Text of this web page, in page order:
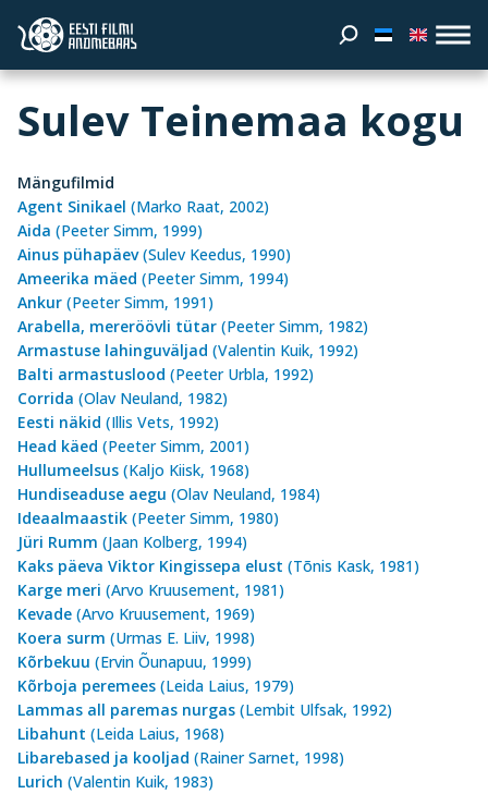
Sulev Teinemaa kogu
Mängufilmid
Agent Sinikael (Marko Raat, 2002)
Aida (Peeter Simm, 1999)
Ainus pühapäev(Sulev Keedus, 1990)
Ameerika mäed (Peeter Simm, 1994)
Ankur (Peeter Simm, 1991)
Arabella, mereröövli tütar (Peeter Simm, 1982)
Armastuse lahinguväljad (Valentin Kuik, 1992)
Balti armastuslood (Peeter Urbla, 1992)
Corrida (Olav Neuland, 1982)
Eesti näkid (Illis Vets, 1992)
Head käed (Peeter Simm, 2001)
Hullumeelsus (Kaljo Kiisk, 1968)
Hundiseaduse aegu (Olav Neuland, 1984)
Ideaalmaastik (Peeter Simm, 1980)
Jüri Rumm (Jaan Kolberg, 1994)
Kaks päeva Viktor Kingissepa elust (Tõnis Kask, 1981)
Karge meri (Arvo Kruusement, 1981)
Kevade (Arvo Kruusement, 1969)
Koera surm (Urmas E. Liiv, 1998)
Kõrbekuu (Ervin Õunapuu, 1999)
Kõrboja peremees (Leida Laius, 1979)
Lammas all paremas nurgas (Lembit Ulfsak, 1992)
Libahunt (Leida Laius, 1968)
Libarebased ja kooljad (Rainer Sarnet, 1998)
Lurich (Valentin Kuik, 1983)